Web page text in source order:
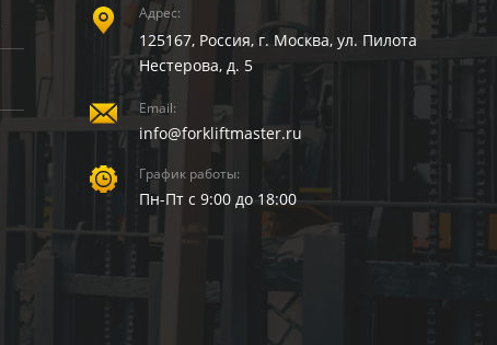
Адрес:
125167, Россия, г. Москва, ул. Пилота
Нестерова, д. 5
Email:
info@forkliftmaster.ru
График работы:
Пн-Пт с 9:00 до 18:00